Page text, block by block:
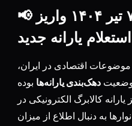
📢 کالابرگ دهک ۴ تا ۷ تیر ۱۴۰۴ واریز
یارانه جدید
موضوعات اقتصادی در ایران،
دهک‌بندی یارانه‌ها بوده
کالابرگ الکترونیکی در
از خانوارها به دنبال اطلاع از میزان